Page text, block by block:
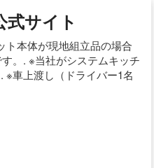
サイト
ト本体が現地組立品の場合
。. ※当社がシステムキッチ
※車上渡し（ドライバー1名